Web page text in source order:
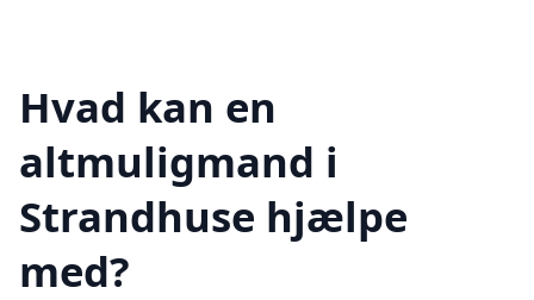
Hvad kan en
altmuligmand i
Strandhuse hjælpe
med?